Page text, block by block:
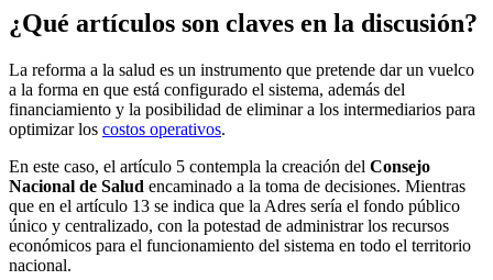
¿Qué artículos son claves en la discusión?
La reforma a la salud es un instrumento que pretende dar un vuelco
a la forma en que está configurado el sistema, además del
financiamiento y la posibilidad de eliminar a los intermediarios para
optimizar los costos operativos.
En este caso, el artículo 5 contempla la creación del Consejo
Nacional de Salud encaminado a la toma de decisiones. Mientras
que en el artículo 13 se indica que la Adres sería el fondo público
único y centralizado, con la potestad de administrar los recursos
económicos para el funcionamiento del sistema en todo el territorio
nacional.